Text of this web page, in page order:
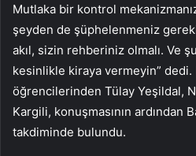
Mutlaka bir kontrol
şeyden de şüphelenmeniz
akıl, sizin rehberiniz olmalı. Ve
kesinlikle kiraya vermeyin”
öğrencilerinden Tülay Yeşildal,
Kargili, konuşmasının ardından
takdiminde bulundu.